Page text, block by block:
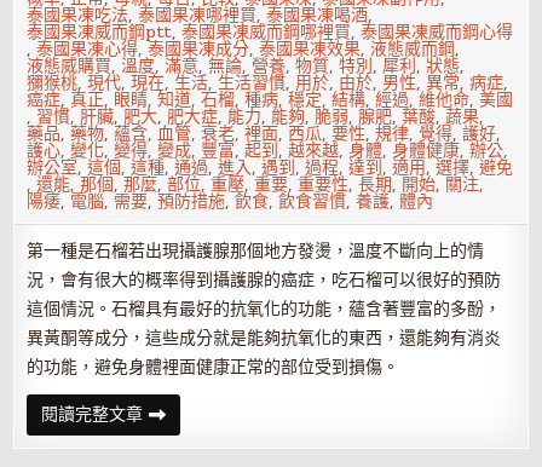
泰國果凍吃法,泰國果凍哪裡買,泰國果凍喝酒,
泰國果凍威而鋼ptt,泰國果凍威而鋼哪裡買,泰國果凍威而鋼心得
,泰國果凍心得,泰國果凍成分,泰國果凍效果,液態威而鋼,
液態威購買,溫度,滿意,無論,營養,物質,特別,犀利,狀態,
獼猴桃,現代,現在,生活,生活習慣, 用於, 由於, 男性,異常,病症,
癌症,真正, 眼睛,知道,石榴,種病,穩定,結構,經過,維他命,美國
, 習慣,肝臟,肥大,肥大症, 能力, 能夠,脆弱,腺肥,葉酸,蔬果,
藥品,藥物,蘊含,血管,衰老,裡面,西瓜,要性,規律, 覺得,護好,
護心,變化,變得,變成, 豐富,起到,越來越,身體,身體健康,辦公,
辦公室,這個,這種,通過,進入,遇到,過程,達到,適用,選擇,避免
,還能,那個,那麼,部位,重壓,重要,重要性,長期, 開始, 關注,
陽痿, 電腦, 需要,預防措施,飲食,飲食習慣,養護,體內
第一種是石榴若出現攝護腺那個地方發燙，溫度不斷向上的情
況，會有很大的概率得到攝護腺的癌症，吃石榴可以很好的預防
這個情況。石榴具有最好的抗氧化的功能，蘊含著豐富的多酚，
異黃酮等成分，這些成分就是能夠抗氧化的東西，還能夠有消炎
的功能，避免身體裡面健康正常的部位受到損傷。
閱讀完整文章常
吃
這